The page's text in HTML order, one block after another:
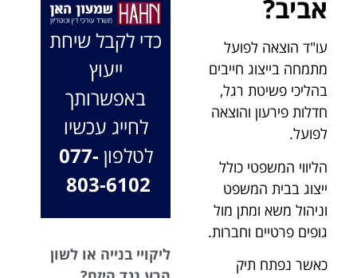
אביב?
עו"ד הוצאה לפועל
מתמחה בייצוג חייבים
בהליכי פשיטת רגל,
חדלות פירעון והוצאה
לפועל.
הליווי המשפטי כולל
ייצוג בבית המשפט
וניהול משא ומתן מול
גופים פרטיים וחברות.
כאשר נפתח תיק
לי ולקח את התיק
שלי פרו בונו מכל
הלב.
כאן בשבילך.
בברכה, משרד
עו"ד שמעון האן
ונוטריון
כדי לקבל שיחת
ייעוץ
באפשרותך
לחייג עכשיו
לטלפון 077-
803-6102
ליקויי בנייה או לשון